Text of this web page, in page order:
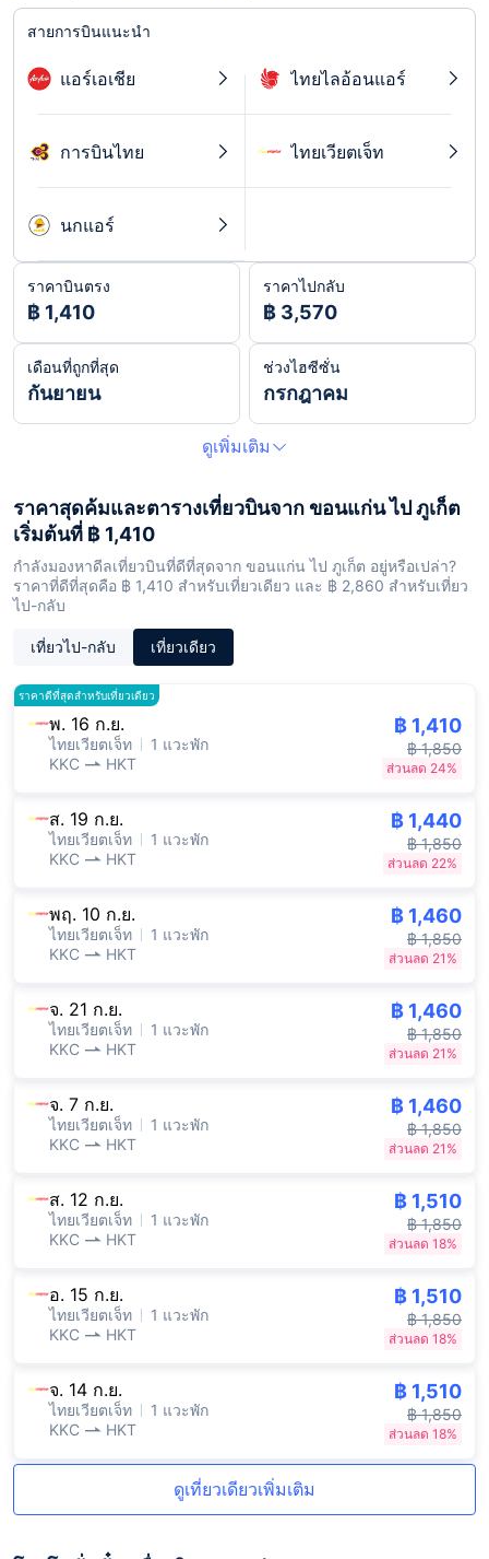
สายการบินแนะนำ
แอร์เอเชีย ไทยไลอ้อนแอร์
การบินไทย ไทยเวียตเจ็ท
นกแอร์
ราคาบินตรง
฿ 1,410
ราคาไปกลับ
฿ 3,570
เดือนที่ถูกที่สุด
กันยายน
ช่วงไฮซีซั่น
กรกฎาคม
ดูเพิ่มเติม
ราคาสุดค้มและตารางเที่ยวบินจาก ขอนแก่น ไป ภูเก็ต
เริ่มต้นที่ ฿ 1,410
กำลังมองหาดีลเที่ยวบินที่ดีที่สุดจาก ขอนแก่น ไป ภูเก็ต อยู่หรือเปล่า?
ราคาที่ดีที่สุดคือ ฿ 1,410 สำหรับเที่ยวเดียว และ ฿ 2,860 สำหรับเที่ยว
ไป-กลับ
เที่ยวไป-กลับ เที่ยวเดียว
ราคาดีที่สุดสำหรับเที่ยวเดียว
พ. 16 ก.ย.
ไทยเวียตเจ็ท
1 แวะพัก
KKC
HKT
฿ 1,410
฿ 1,850
ส่วนลด 24%
ส. 19 ก.ย.
ไทยเวียตเจ็ท
1 แวะพัก
KKC
HKT
฿ 1,440
฿ 1,850
ส่วนลด 22%
พฤ. 10 ก.ย.
ไทยเวียตเจ็ท
1 แวะพัก
KKC
HKT
฿ 1,460
฿ 1,850
ส่วนลด 21%
จ. 21 ก.ย.
ไทยเวียตเจ็ท
1 แวะพัก
KKC
HKT
฿ 1,460
฿ 1,850
ส่วนลด 21%
จ. 7 ก.ย.
ไทยเวียตเจ็ท
1 แวะพัก
KKC
HKT
฿ 1,460
฿ 1,850
ส่วนลด 21%
ส. 12 ก.ย.
ไทยเวียตเจ็ท
1 แวะพัก
KKC
HKT
฿ 1,510
฿ 1,850
ส่วนลด 18%
อ. 15 ก.ย.
ไทยเวียตเจ็ท
1 แวะพัก
KKC
HKT
฿ 1,510
฿ 1,850
ส่วนลด 18%
จ. 14 ก.ย.
ไทยเวียตเจ็ท
1 แวะพัก
KKC
HKT
฿ 1,510
฿ 1,850
ส่วนลด 18%
ดูเที่ยวเดียวเพิ่มเติม